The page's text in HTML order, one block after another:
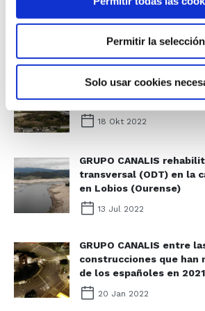
Permitir la selección
Solo usar cookies
(Pontevedra)
21 Nov 2022
GRUPO CANALIS
saneamento en Vila
18 Okt 2022
GRUPO CANALIS
transversal (ODT) en la
en Lobios (Ourense)
13 Jul 2022
GRUPO CANALIS entre
construcciones que han
de los españoles en
20 Jan 2022